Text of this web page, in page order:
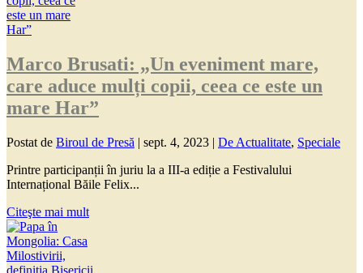
Marco Brusati: „Un eveniment mare,
care aduce mulți copii, ceea ce este un
mare Har”
Postat de Biroul de Presă | sept. 4, 2023 | De Actualitate, Speciale
Printre participanții în juriu la a III-a ediție a Festivalului
Internațional Băile Felix...
Citeşte mai mult